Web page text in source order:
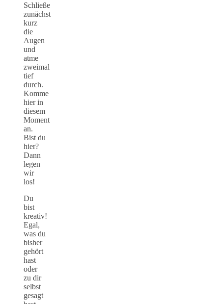
Schließe
zunächst
kurz
die
Augen
und
atme
zweimal
tief
durch.
Komme
hier in
diesem
Moment
an.
Bist du
hier?
Dann
legen
wir
los!
Du
bist
kreativ!
Egal,
was du
bisher
gehört
hast
oder
zu dir
selbst
gesagt